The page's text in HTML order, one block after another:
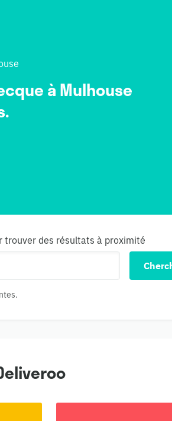
à Mulhouse
trouver des résultats à proximité